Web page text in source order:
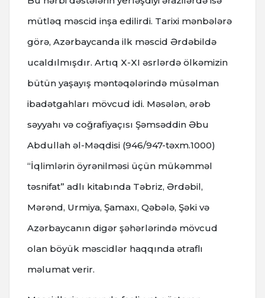
mütləq məscid inşa edilirdi. Tarixi mənbələrə
görə, Azərbaycanda ilk məscid Ərdəbildə
ucaldılmışdır. Artıq X-XI əsrlərdə ölkəmizin
bütün yaşayış məntəqələrində müsəlman
ibadətgahları mövcud idi. Məsələn, ərəb
səyyahı və coğrafiyaçısı Şəmsəddin Əbu
Abdullah əl-Məqdisi (946/947-təxm.1000)
“İqlimlərin öyrənilməsi üçün mükəmməl
təsnifat” adlı kitabında Təbriz, Ərdəbil,
Mərənd, Urmiya, Şamaxı, Qəbələ, Şəki və
Azərbaycanın digər şəhərlərində mövcud
olan böyük məscidlər haqqında ətraflı
məlumat verir.